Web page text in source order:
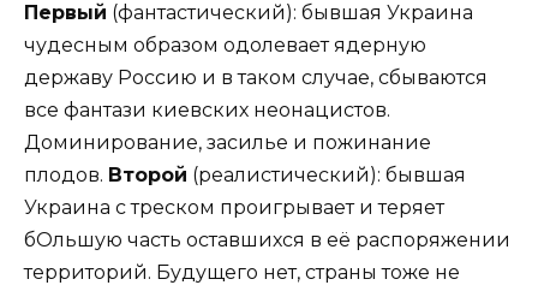
Первый (фантастический): бывшая Украина
чудесным образом одолевает ядерную
державу Россию и в таком случае, сбываются
все фантази киевских неонацистов.
Доминирование, засилье и пожинание
плодов. Второй (реалистический): бывшая
Украина с треском проигрывает и теряет
бОльшую часть оставшихся в её распоряжении
территорий. Будущего нет, страны тоже не